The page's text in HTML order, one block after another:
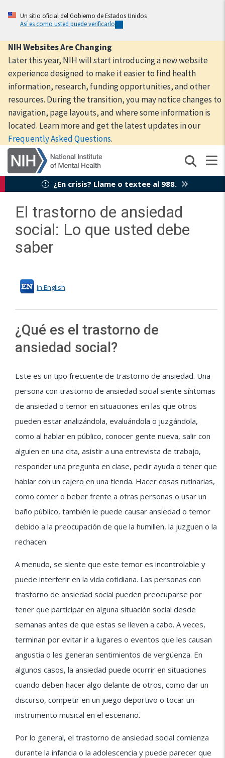
content
Un sitio oficial del Gobierno de Estados Unidos
Así es como usted puede verificarlo
NIH Websites Are Changing
Later this year, NIH will start introducing a new website
experience designed to make it easier to find health
information, research, funding opportunities, and other
resources. During the transition, you may notice changes to
navigation, page layouts, and where some information is
located. Learn more and get the latest updates in our
Frequently Asked Questions.
¿En crisis? Llame o textee al 988.
El trastorno de ansiedad
social: Lo que usted debe
saber
In English
¿Qué es el trastorno de
ansiedad social?
Este es un tipo frecuente de trastorno de ansiedad. Una
persona con trastorno de ansiedad social siente síntomas
de ansiedad o temor en situaciones en las que otros
pueden estar analizándola, evaluándola o juzgándola,
como al hablar en público, conocer gente nueva, salir con
alguien en una cita, asistir a una entrevista de trabajo,
responder una pregunta en clase, pedir ayuda o tener que
hablar con un cajero en una tienda. Hacer cosas rutinarias,
como comer o beber frente a otras personas o usar un
baño público, también le puede causar ansiedad o temor
debido a la preocupación de que la humillen, la juzguen o la
rechacen.
A menudo, se siente que este temor es incontrolable y
puede interferir en la vida cotidiana. Las personas con
trastorno de ansiedad social pueden preocuparse por
tener que participar en alguna situación social desde
semanas antes de que estas se lleven a cabo. A veces,
terminan por evitar ir a lugares o eventos que les causan
angustia o les generan sentimientos de vergüenza. En
algunos casos, la ansiedad puede ocurrir en situaciones
cuando deben hacer algo delante de otros, como dar un
discurso, competir en un juego deportivo o tocar un
instrumento musical en el escenario.
Por lo general, el trastorno de ansiedad social comienza
durante la infancia o la adolescencia y puede parecer que